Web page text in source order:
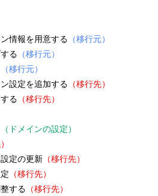
情報を用意する （移行元）
る （移行元）
（移行元）
設定を追加する （移行先）
る （移行先）
（ドメインの設定）
定の更新（移行先）
（移行先）
する （移行先）